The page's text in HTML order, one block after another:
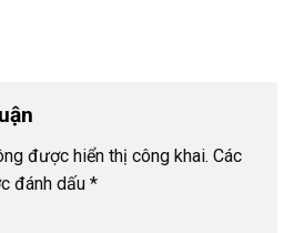
được hiển thị công khai. Các
đánh dấu *